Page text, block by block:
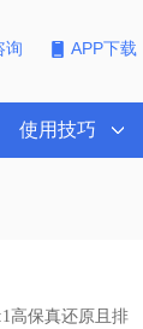
询 APP下载
使用技巧
高保真还原且排